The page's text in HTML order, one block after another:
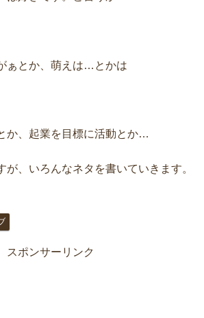
ぁとか、萌えは…とかは
か、起業を目標に活動とか…
が、いろんなネタを書いていきます。
スポンサーリンク